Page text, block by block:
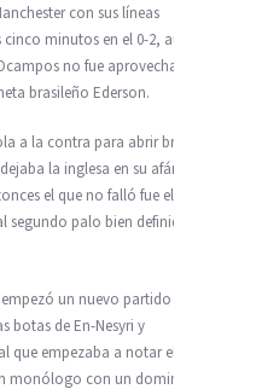
con sus líneas
minutos en el 0-2, aunque
no fue aprovechada
brasileño Ederson.
a la contra para abrir brecha
la inglesa en su afán de
el que no falló fue el
palo bien definido por
un nuevo partido en el
botas de En-Nesyri y
que empezaba a notar el
monólogo con un dominio